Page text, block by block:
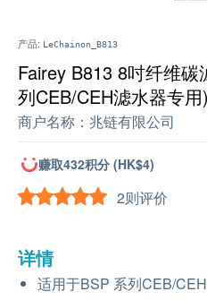
产品: LeChainon_B813
Fairey B813 8吋纤维碳
列CEB/CEH滤水器专用)
商户名称： 兆链有限公司
赚取432积分 (HK$4)
2则评价
详情
适用于BSP 系列CEB/